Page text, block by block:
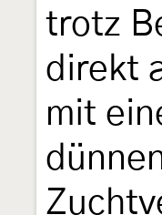
trotz
direkt
mit